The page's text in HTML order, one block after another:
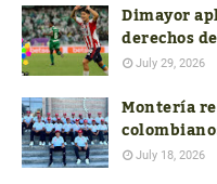
Dimayor
derechos
colombiano
July 29, 2026
Montería
el Nacional
July 18, 2026